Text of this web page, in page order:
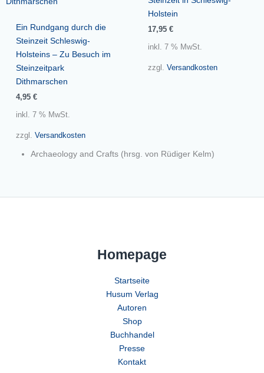
Ein Rundgang durch die
Steinzeit Schleswig-
Holsteins – Zu Besuch im
Steinzeitpark
Dithmarschen
4,95 €
inkl. 7 % MwSt.
zzgl. Versandkosten
Holstein
17,95 €
inkl. 7 % MwSt.
zzgl. Versandkosten
Archaeology and Crafts (hrsg. von Rüdiger Kelm)
Homepage
Startseite
Husum Verlag
Autoren
Shop
Buchhandel
Presse
Kontakt